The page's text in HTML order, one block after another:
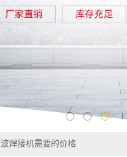
焊接机需要的价格